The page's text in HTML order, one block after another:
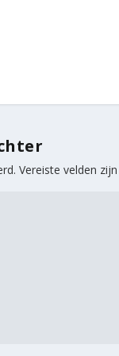
Vereiste velden